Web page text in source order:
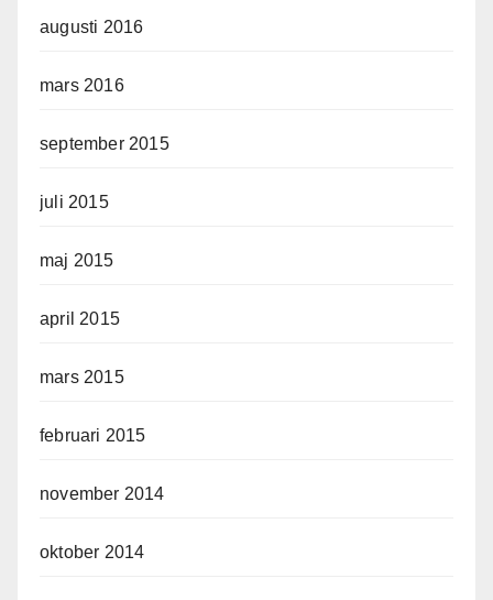
augusti 2016
mars 2016
september 2015
juli 2015
maj 2015
april 2015
mars 2015
februari 2015
november 2014
oktober 2014